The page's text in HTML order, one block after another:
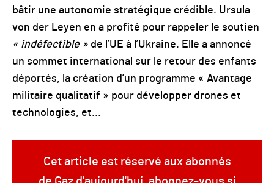
bâtir une autonomie stratégique crédible. Ursula
von der Leyen en a profité pour rappeler le soutien
« indéfectible » de l’UE à l’Ukraine. Elle a annoncé
un sommet international sur le retour des enfants
déportés, la création d’un programme « Avantage
militaire qualitatif » pour développer drones et
technologies, et...
Cet article est réservé aux abonnés